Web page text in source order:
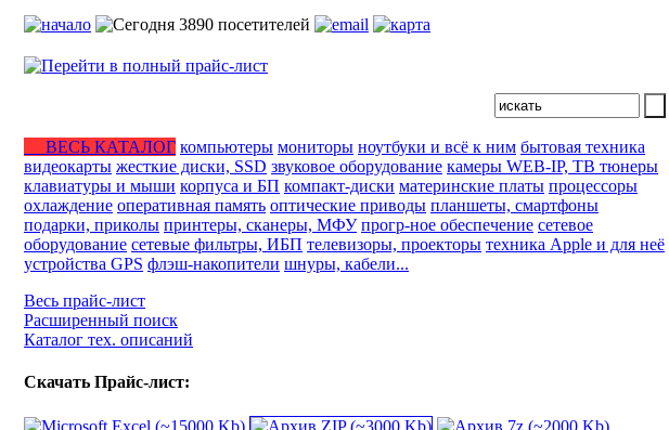
ВЕСЬ КАТАЛОГ компьютеры мониторы ноутбуки и всё к ним бытовая техника
видеокарты жесткие диски, SSD звуковое оборудование камеры WEB-IP, ТВ тюнеры
клавиатуры и мыши корпуса и БП компакт-диски материнские платы процессоры
охлаждение оперативная память оптические приводы планшеты, смартфоны
подарки, приколы принтеры, сканеры, МФУ прогр-ное обеспечение сетевое
оборудование сетевые фильтры, ИБП телевизоры, проекторы техника Apple и для неё
устройства GPS флэш-накопители шнуры, кабели...
Весь прайс-лист
Расширенный поиск
Каталог тех. описаний
Скачать Прайс-лист: